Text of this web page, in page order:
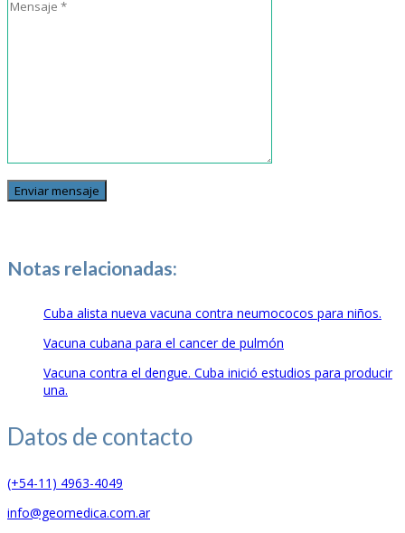
Notas relacionadas:
Cuba alista nueva vacuna contra neumococos para niños.
Vacuna cubana para el cancer de pulmón
Vacuna contra el dengue. Cuba inició estudios para producir
una.
Datos de contacto
(+54-11) 4963-4049
info@geomedica.com.ar